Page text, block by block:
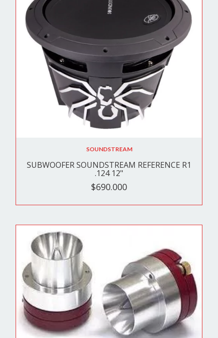
SOUNDSTREAM
SUBWOOFER SOUNDSTREAM REFERENCE R1
.124 12"
$690.000